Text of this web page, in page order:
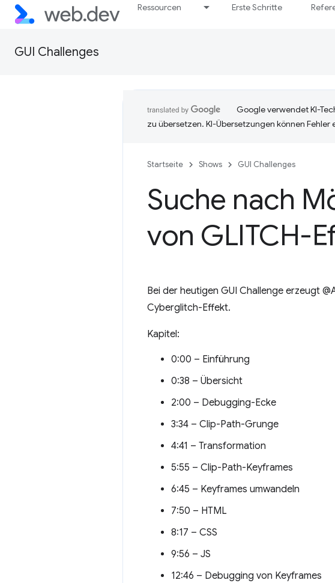
Ressourcen Erste Schritte
GUI Challenges
Google verwendet KI-
zu übersetzen. KI-Übersetzungen können Fehler
Startseite Shows GUI Challenges
Suche nach
von GLITCH-
Bei der heutigen GUI Challenge erzeugt
Cyberglitch-Effekt.
Kapitel:
0:00 – Einführung
0:38 – Übersicht
2:00 – Debugging-Ecke
3:34 – Clip-Path-Grunge
4:41 – Transformation
5:55 – Clip-Path-Keyframes
6:45 – Keyframes umwandeln
7:50 – HTML
8:17 – CSS
9:56 – JS
12:46 – Debugging von Keyframes